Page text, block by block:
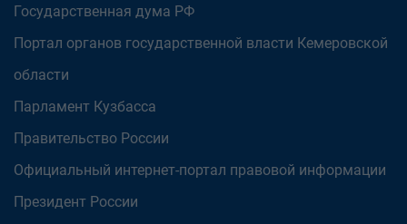
Государственная дума РФ
Портал органов государственной власти Кемеровской
области
Парламент Кузбасса
Правительство России
Официальный интернет-портал правовой информации
Президент России